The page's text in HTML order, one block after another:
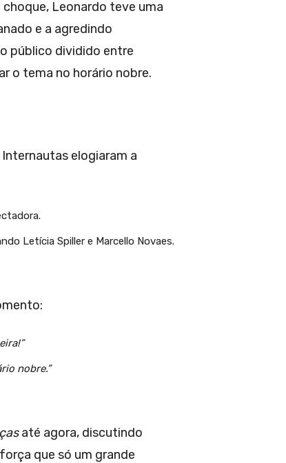
Leonardo teve uma
e a agredindo
público dividido entre
o tema no horário nobre.
elogiaram a
Letícia Spiller e Marcello Novaes.
nobre.”
até agora, discutindo
que só um grande